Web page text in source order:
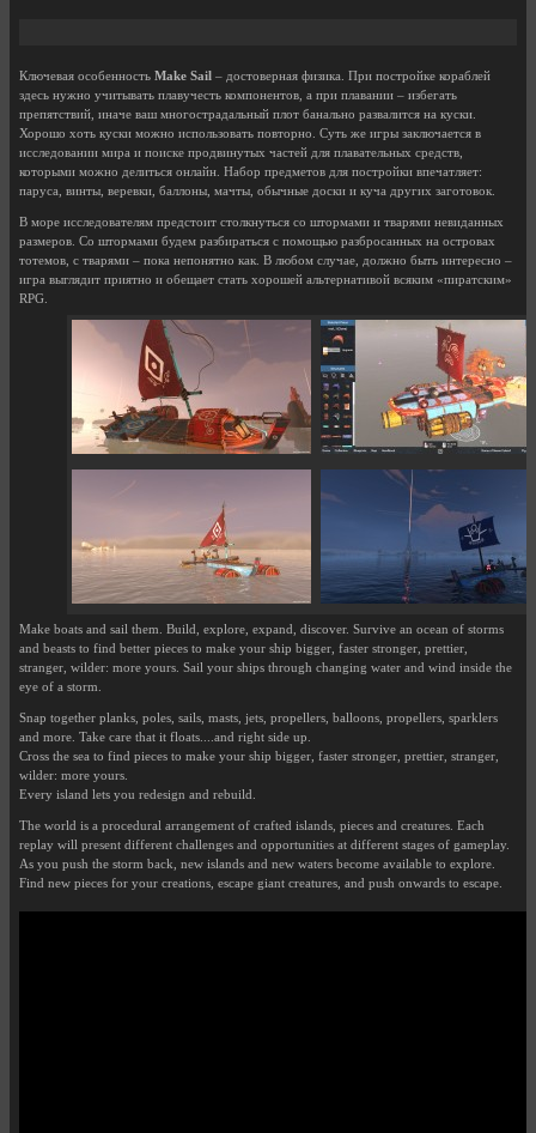
Ключевая особенность Make Sail – достоверная физика. При постройке кораблей
здесь нужно учитывать плавучесть компонентов, а при плавании – избегать
препятствий, иначе ваш многострадальный плот банально развалится на куски.
Хорошо хоть куски можно использовать повторно. Суть же игры заключается в
исследовании мира и поиске продвинутых частей для плавательных средств,
которыми можно делиться онлайн. Набор предметов для постройки впечатляет:
паруса, винты, веревки, баллоны, мачты, обычные доски и куча других заготовок.
В море исследователям предстоит столкнуться со штормами и тварями невиданных
размеров. Со штормами будем разбираться с помощью разбросанных на островах
тотемов, с тварями – пока непонятно как. В любом случае, должно быть интересно –
игра выглядит приятно и обещает стать хорошей альтернативой всяким «пиратским»
RPG.
Make boats and sail them. Build, explore, expand, discover. Survive an ocean of storms
and beasts to find better pieces to make your ship bigger, faster stronger, prettier,
stranger, wilder: more yours. Sail your ships through changing water and wind inside the
eye of a storm.
Snap together planks, poles, sails, masts, jets, propellers, balloons, propellers, sparklers
and more. Take care that it floats....and right side up.
Cross the sea to find pieces to make your ship bigger, faster stronger, prettier, stranger,
wilder: more yours.
Every island lets you redesign and rebuild.
The world is a procedural arrangement of crafted islands, pieces and creatures. Each
replay will present different challenges and opportunities at different stages of gameplay.
As you push the storm back, new islands and new waters become available to explore.
Find new pieces for your creations, escape giant creatures, and push onwards to escape.